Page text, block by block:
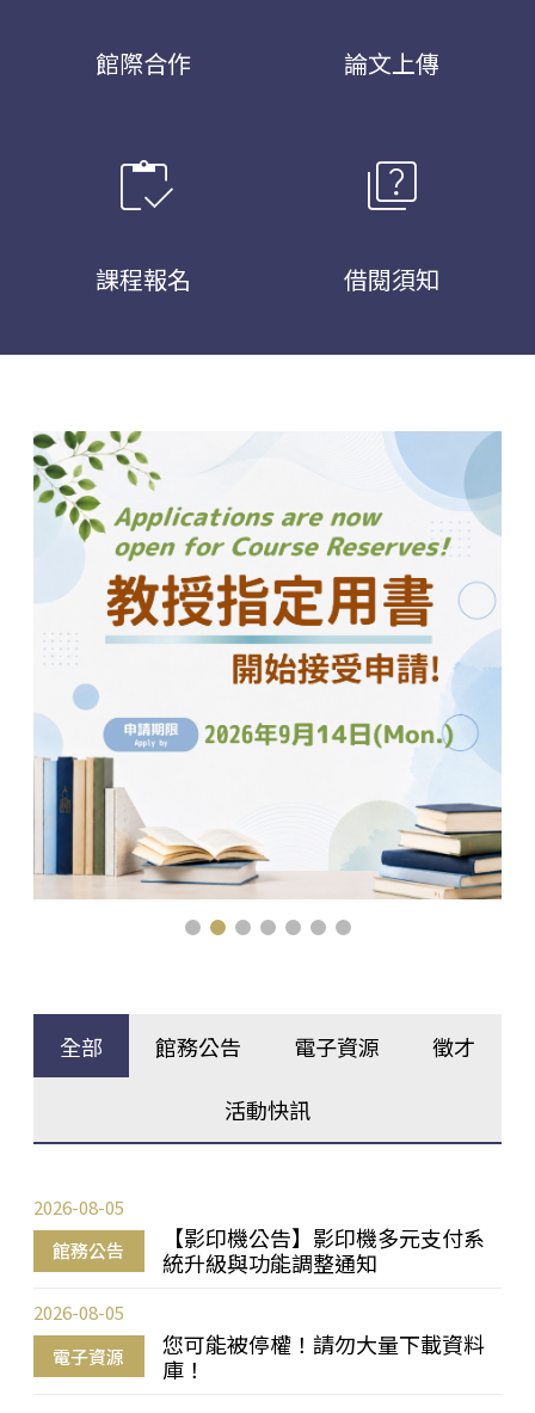
館際合作 論文上傳
inventory
課程報名
quiz
借閱須知
全部 館務公告 電子資源 徵才
活動快訊
館務公告
【影印機公告】影印機多元支付系
統升級與功能調整通知
2026-08-05
電子資源
您可能被停權！請勿大量下載資料
庫！
2026-08-05